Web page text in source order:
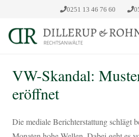
0251 13 46 76 60
VW-Skandal:
eröffnet
Die mediale Berichterstattung schlägt